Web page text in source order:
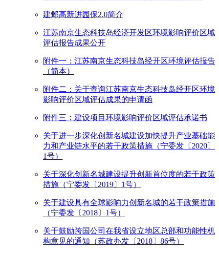
建邺高新进园保2.0简介
江苏南京生态科技岛经济开发区环境影响评价区域
评估报告成果公开
附件一：江苏南京生态科技岛经开区环境评估报告
（简本）
附件二：关于查询江苏南京生态科技岛经开区环境
影响评价区域评估成果的申请函
附件三：建设项目环境影响评价区域评估承诺书
关于进一步深化创新名城建设加快提升产业基础能
力和产业链水平的若干政策措施（宁委发〔2020〕
1号）
关于深化创新名城建设提升创新首位度的若干政策
措施（宁委发〔2019〕1号）
关于建设具有全球影响力创新名城的若干政策措施
（宁委发〔2018〕1号）
关于鼓励跨国公司在我省设立地区总部和功能性机
构意见的通知（苏政办发〔2018〕86号）